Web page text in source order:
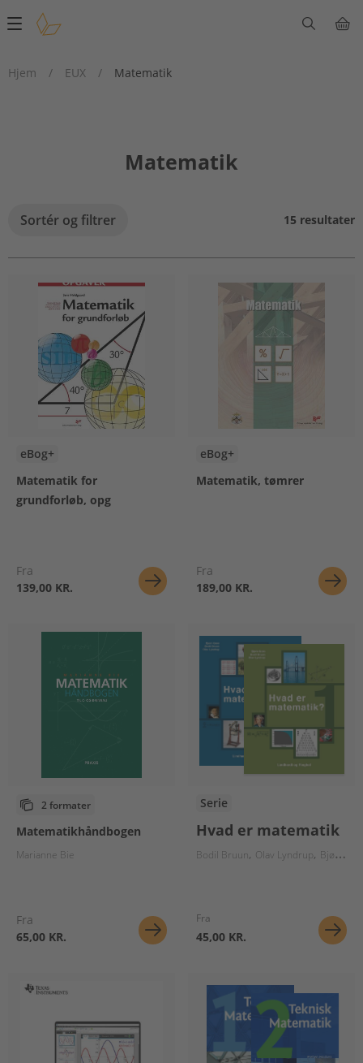
Main
Hjem
/ EUX / Matematik
Matematik
Sortér og filtrer 15 resultater
eBog+
Matematik for
grundforløb, opg
Fra
139,00 KR.
eBog+
Matematik, tømrer
Fra
189,00 KR.
2 formater
Matematikhåndbogen
Marianne Bie
Fra
65,00 KR.
Serie
Hvad er matematik
Bodil Bruun Olav Lyndrup Bjørn Grøn
Fra
45,00 KR.